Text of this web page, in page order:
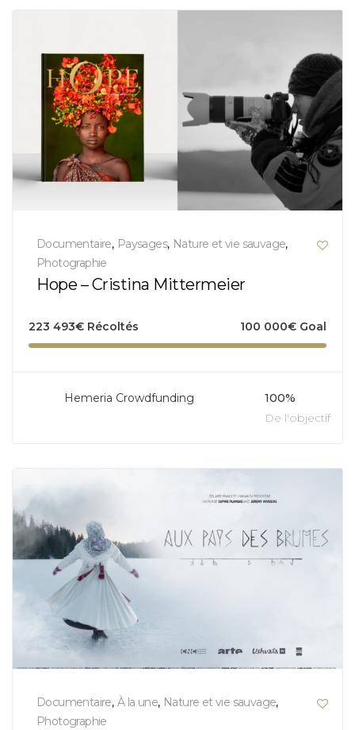
Documentaire, Paysages, Nature et vie sauvage,
Photographie
Hope – Cristina Mittermeier
223 493€ Récoltés 100 000€ Goal
Hemeria Crowdfunding
100%
De l'objectif
Documentaire, À la une, Nature et vie sauvage,
Photographie